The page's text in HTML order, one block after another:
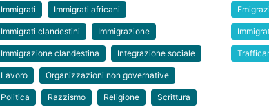
Immigrati Immigrati africani
Immigrati clandestini Immigrazione
Immigrazione clandestina Integrazione sociale
Lavoro Organizzazioni non governative
Politica Razzismo Religione Scrittura